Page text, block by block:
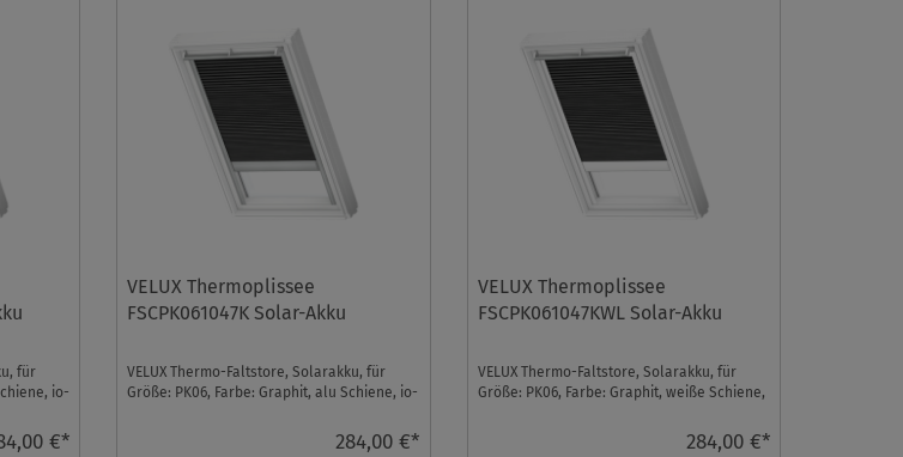
für
io-
€*
VELUX Thermoplissee
FSCPK061047K Solar-Akku
VELUX Thermo-Faltstore, Solarakku, für
Größe: PK06, Farbe: Graphit, alu Schiene, io-
284,00 €*
VELUX Thermoplissee
FSCPK061047KWL Solar-Akku
VELUX Thermo-Faltstore, Solarakku, für
Größe: PK06, Farbe: Graphit, weiße Schiene,
284,00 €*